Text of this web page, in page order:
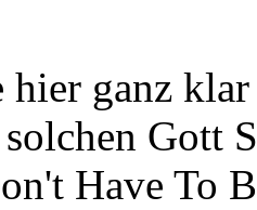
hier ganz
Gott
Have To